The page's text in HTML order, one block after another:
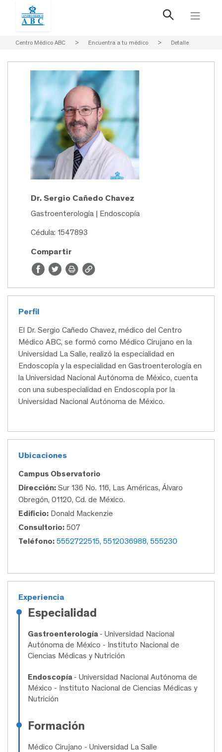
Centro Médico ABC > Encuentra a tu médico > Detalle
Dr. Sergio Cañedo Chavez
Gastroenterología | Endoscopía
Cédula: 1547893
Compartir
Perfil
El Dr. Sergio Cañedo Chavez, médico del Centro
Médico ABC, se formó como Médico Cirujano en la
Universidad La Salle, realizó la especialidad en
Endoscopía y la especialidad en Gastroenterología en
la Universidad Nacional Autónoma de México, cuenta
con una subespecialidad en Endoscopía por la
Universidad Nacional Autónoma de México.
Ubicaciones
Campus Observatorio
Dirección: Sur 136 No. 116, Las Américas, Álvaro
Obregón, 01120, Cd. de México.
Edificio: Donald Mackenzie
Consultorio: 507
Teléfono: 5552722515, 5512036988, 555230
Experiencia
Especialidad
Gastroenterología - Universidad Nacional
Autónoma de México - Instituto Nacional de
Ciencias Médicas y Nutrición
Endoscopía - Universidad Nacional Autónoma de
México - Instituto Nacional de Ciencias Médicas y
Nutrición
Formación
Médico Cirujano - Universidad La Salle